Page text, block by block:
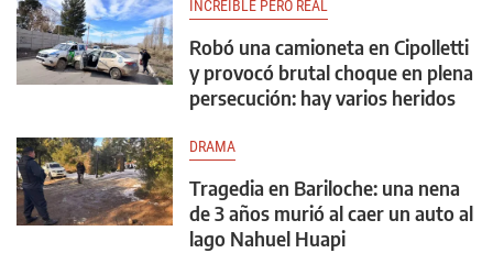
INCREÍBLE PERO REAL
Robó una camioneta en Cipolletti
y provocó brutal choque en plena
persecución: hay varios heridos
DRAMA
Tragedia en Bariloche: una nena
de 3 años murió al caer un auto al
lago Nahuel Huapi